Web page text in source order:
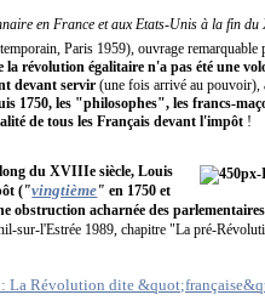
en France et aux Etats-Unis à la fin du
Paris 1959), ouvrage
la révolution égalitaire n'a pas été une
devant servir (une fois arrivé au pouvoir),
1750, les "philosophes", les francs-
de tous les Français devant l'impôt !
du XVIIIe siècle, Louis
("vingtième" en 1750 et
obstruction acharnée des parlementaires
sur-l'Estrée 1989, chapitre "La pré-